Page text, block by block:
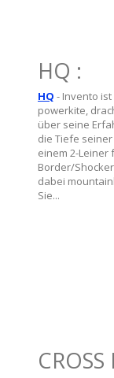
HQ :
HQ - Invento
powerkite,
über seine
die Tiefe
einem 2-Leiner
Border/
dabei
Sie...
CROSS